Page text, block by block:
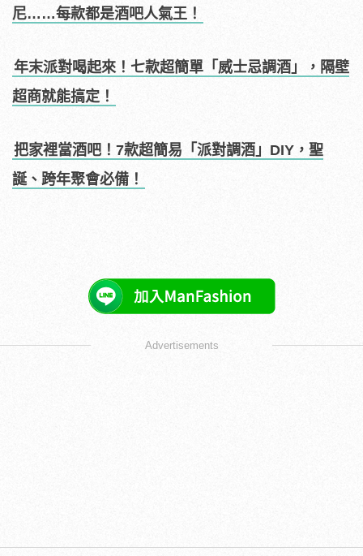
尼……每款都是酒吧人氣王！
年末派對喝起來！七款超簡單「威士忌調酒」，隔壁
超商就能搞定！
把家裡當酒吧！7款超簡易「派對調酒」DIY，聖
誕、跨年聚會必備！
Advertisements